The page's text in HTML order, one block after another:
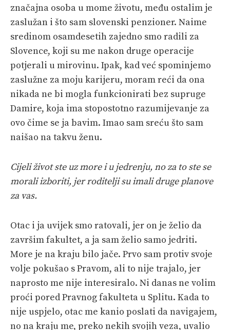
značajna osoba u mome životu, među ostalim je
zaslužan i što sam slovenski penzioner. Naime
sredinom osamdesetih zajedno smo radili za
Slovence, koji su me nakon druge operacije
potjerali u mirovinu. Ipak, kad već spominjemo
zaslužne za moju karijeru, moram reći da ona
nikada ne bi mogla funkcionirati bez supruge
Damire, koja ima stopostotno razumijevanje za
ovo čime se ja bavim. Imao sam sreću što sam
naišao na takvu ženu.
Cijeli život ste uz more i u jedrenju, no za to ste se
morali izboriti, jer roditelji su imali druge planove
za vas.
Otac i ja uvijek smo ratovali, jer on je želio da
završim fakultet, a ja sam želio samo jedriti.
More je na kraju bilo jače. Prvo sam protiv svoje
volje pokušao s Pravom, ali to nije trajalo, jer
naprosto me nije interesiralo. Ni danas ne volim
proći pored Pravnog fakulteta u Splitu. Kada to
nije uspjelo, otac me kanio poslati da navigajem,
no na kraju me, preko nekih svojih veza, uvalio